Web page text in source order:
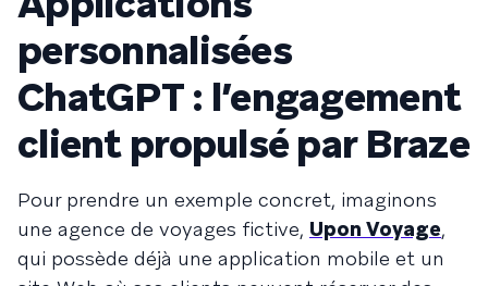
personnalisées
ChatGPT : l’engagement
client propulsé par Braze
Pour prendre un exemple concret, imaginons
une agence de voyages fictive, Upon Voyage,
qui possède déjà une application mobile et un